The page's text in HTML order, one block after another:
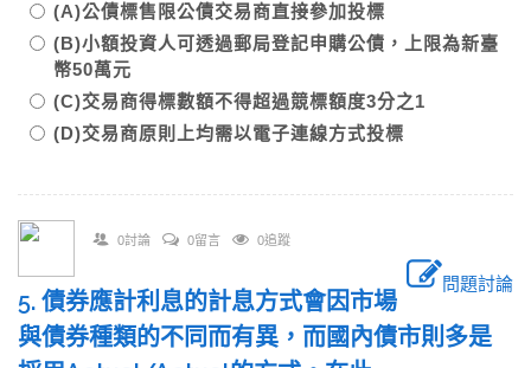
(A)公債標售限公債交易商直接參加投標
(B)小額投資人可透過郵局登記申購公債，上限為新臺
幣50萬元
(C)交易商得標數額不得超過競標額度3分之1
(D)交易商原則上均需以電子連線方式投標
0討論 0留言 0追蹤
問題討論
5. 債券應計利息的計息方式會因市場
與債券種類的不同而有異，而國內債市則多是